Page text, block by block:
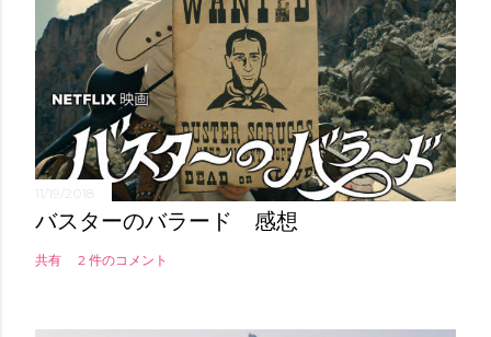
11/19/2018
バスターのバラード 感想
共有 2 件のコメント